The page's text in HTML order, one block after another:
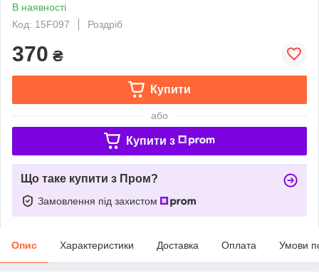
В наявності
Код: 15F097
Роздріб
370 ₴
Купити
або
Купити з
Що таке купити з Пром?
Замовлення під захистом
Опис Характеристики Доставка Оплата Умови